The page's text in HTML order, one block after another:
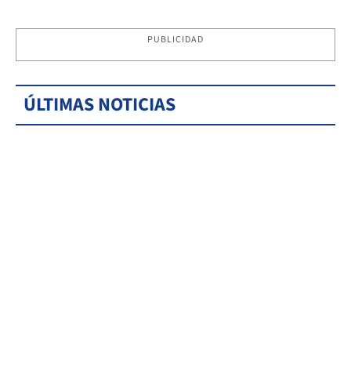
PUBLICIDAD
ÚLTIMAS NOTICIAS